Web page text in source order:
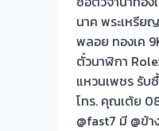
นาค พระเหรีย
พลอย ทองเค
ตั๋วนาฬิกา
แหวนเพชร รับ
โทร. คุณเต้ย
@fast7 มี @ข้